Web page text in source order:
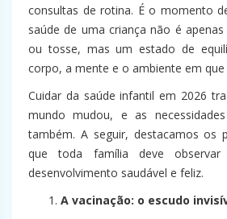
consultas de rotina. É o momento
saúde de uma criança não é
ou tosse, mas um estado de
corpo, a mente e o ambiente em que
Cuidar da saúde infantil em 2026
mundo mudou, e as
também. A seguir, destacamos os
que toda família deve
desenvolvimento saudável e feliz.
A vacinação: o escudo